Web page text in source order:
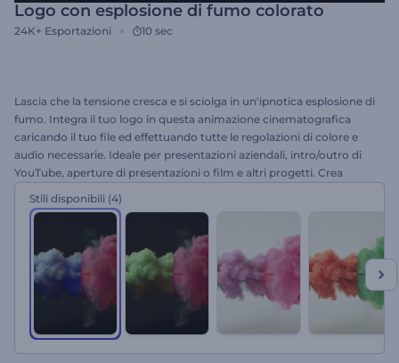
Logo con esplosione di fumo colorato
24K+ Esportazioni 10 sec
Lascia che la tensione cresca e si sciolga in un'ipnotica esplosione di
fumo. Integra il tuo logo in questa animazione cinematografica
caricando il tuo file ed effettuando tutte le regolazioni di colore e
audio necessarie. Ideale per presentazioni aziendali, intro/outro di
YouTube, aperture di presentazioni o film e altri progetti. Crea
Stili disponibili (4)